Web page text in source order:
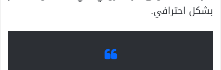
بشكل احترافي.